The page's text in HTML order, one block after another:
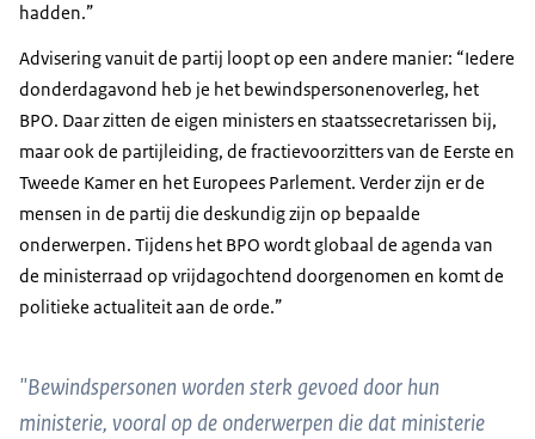
hadden.”
Advisering vanuit de partij loopt op een andere manier: “Iedere
donderdagavond heb je het bewindspersonenoverleg, het
BPO. Daar zitten de eigen ministers en staatssecretarissen bij,
maar ook de partijleiding, de fractievoorzitters van de Eerste en
Tweede Kamer en het Europees Parlement. Verder zijn er de
mensen in de partij die deskundig zijn op bepaalde
onderwerpen. Tijdens het BPO wordt globaal de agenda van
de ministerraad op vrijdagochtend doorgenomen en komt de
politieke actualiteit aan de orde.”
"Bewindspersonen worden sterk gevoed door hun
ministerie, vooral op de onderwerpen die dat ministerie